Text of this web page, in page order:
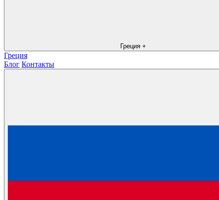
Греция +
Греция
Блог Контакты